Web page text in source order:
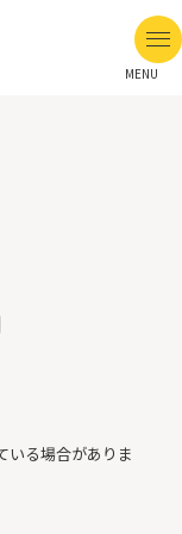
MENU
いる場合がありま